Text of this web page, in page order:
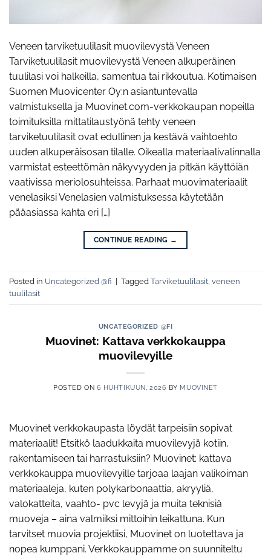
Veneen tarviketuulilasit muovilevystä Veneen
Tarviketuulilasit muovilevystä Veneen alkuperäinen
tuulilasi voi halkeilla, samentua tai rikkoutua. Kotimaisen
Suomen Muovicenter Oy:n asiantuntevalla
valmistuksella ja Muovinet.com-verkkokaupan nopeilla
toimituksilla mittatilaustyönä tehty veneen
tarviketuulilasit ovat edullinen ja kestävä vaihtoehto
uuden alkuperäisosan tilalle. Oikealla materiaalivalinnalla
varmistat esteettömän näkyvyyden ja pitkän käyttöiän
vaativissa meriolosuhteissa. Parhaat muovimateriaalit
venelasiksi Venelasien valmistuksessa käytetään
pääasiassa kahta eri […]
CONTINUE READING →
Posted in Uncategorized @fi | Tagged Tarviketuulilasit veneen
tuulilasit
UNCATEGORIZED @FI
Muovinet: Kattava verkkokauppa
muovilevyille
POSTED ON 6 HUHTIKUUN, 2026 BY MUOVINET
Muovinet verkkokaupasta löydät tarpeisiin sopivat
materiaalit! Etsitkö laadukkaita muovilevyjä kotiin,
rakentamiseen tai harrastuksiin? Muovinet: kattava
verkkokauppa muovilevyille tarjoaa laajan valikoiman
materiaaleja, kuten polykarbonaattia, akryyliä,
valokatteita, vaahto- pvc levyjä ja muita teknisiä
muoveja – aina valmiiksi mittoihin leikattuna. Kun
tarvitset muovia projektiisi, Muovinet on luotettava ja
nopea kumppani. Verkkokauppamme on suunniteltu